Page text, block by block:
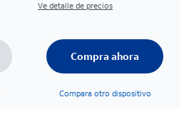
Ve detalle de precios
Compra ahora
Compara otro dispositivo